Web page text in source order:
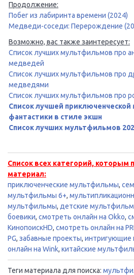
Продолжение:
Побег из лабиринта времени (2024)
Медведи-соседи: Перерождение
Возможно, вас также заинтересует:
Список лучших мультфильмов про
медведей
Список лучших мультфильмов про
медведями
Список лучших мультфильмов про
Список лучшей
фантастики в стиле экшн
Список лучших мультфильмов
Список всех категорий, которым
материал:
приключенческие мультфильмы,
мультфильмы 6+,
мультфильмы, детские
боевики, смотреть онлайн на Okko,
КинопоискHD, смотреть онлайн на
PG, забавные проекты, интригующие
онлайн на Wink, китайские
Теги материала для поиска: